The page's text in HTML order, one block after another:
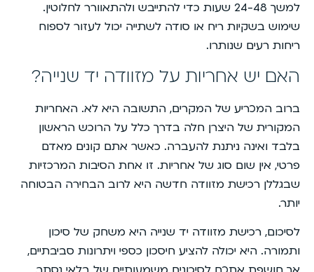
למשך 24-48 שעות כדי להתייבש ולהתאוורר לחלוטין.
שימוש בשקיות ריח או סודה לשתייה יכול לעזור לספוח
ריחות רעים שנותרו.
האם יש אחריות על מזוודה יד שנייה?
ברוב המכריע של המקרים, התשובה היא לא. האחריות
המקורית של היצרן חלה בדרך כלל על הרוכש הראשון
בלבד ואינה ניתנת להעברה. כאשר אתם קונים מאדם
פרטי, אין שום סוג של אחריות. זו אחת הסיבות המרכזיות
שבגללן רכישת מזוודה חדשה היא לרוב הבחירה הבטוחה
יותר.
לסיכום, רכישת מזוודה יד שנייה היא משחק של סיכון
ותמורה. היא יכולה להציע חיסכון כספי ויתרונות סביבתיים,